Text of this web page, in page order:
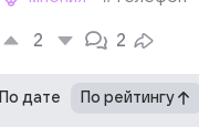
2 2
По дате По рейтингу